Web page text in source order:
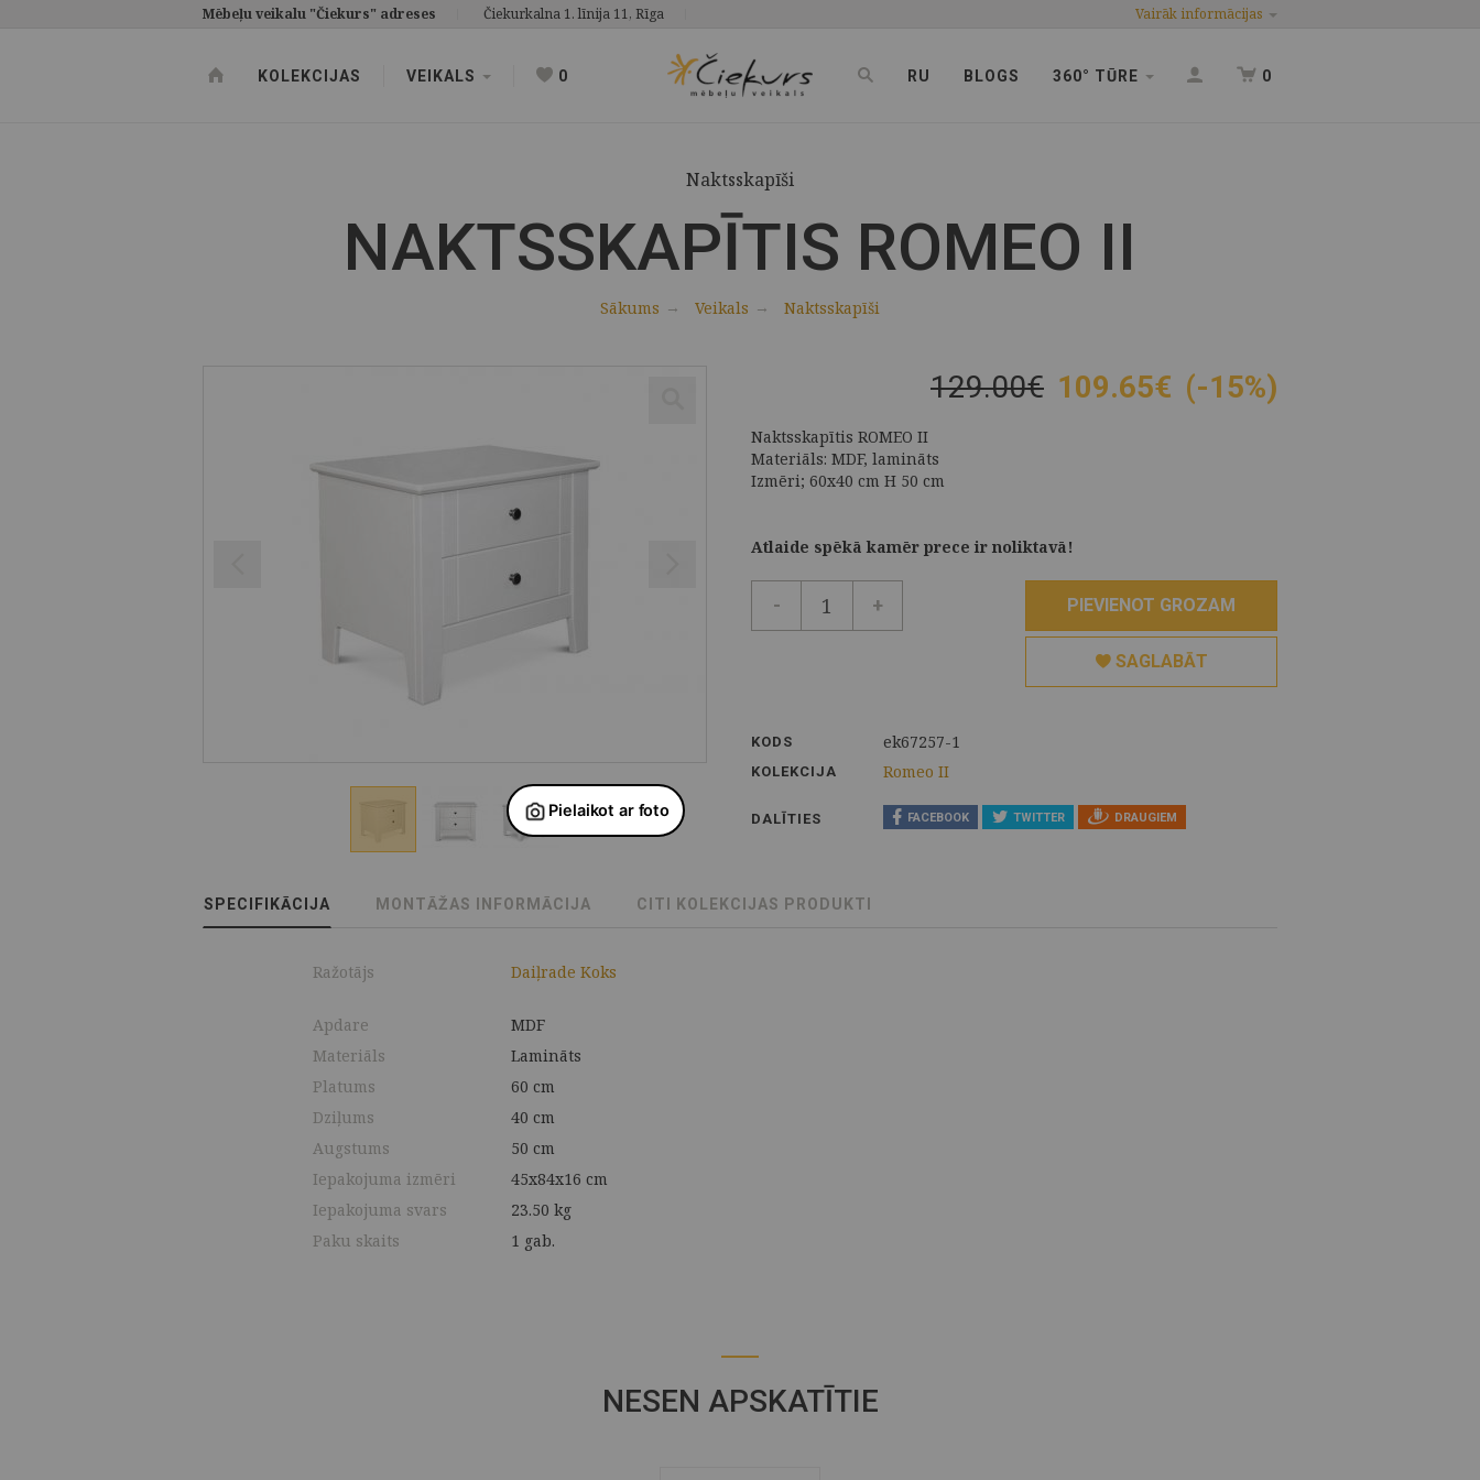
Vairāk informācijas
Mēbeļu veikalu "Čiekurs" adreses Čiekurkalna 1. līnija 11, Rīga
KOLEKCIJAS VEIKALS 0 RU BLOGS 360° TŪRE 0
Naktsskapīši
NAKTSSKAPĪTIS ROMEO II
Sākums Veikals Naktsskapīši
129.00€ 109.65€ (-15%)
Naktsskapītis ROMEO II
Materiāls: MDF, lamināts
Izmēri; 60x40 cm H 50 cm
Atlaide spēkā kamēr prece ir noliktavā!
- + PIEVIENOT GROZAM
SAGLABĀT
KODS ek67257-1
KOLEKCIJA Romeo II
DALĪTIES FACEBOOK TWITTER DRAUGIEM
SPECIFIKĀCIJA MONTĀŽAS INFORMĀCIJA CITI KOLEKCIJAS PRODUKTI
Ražotājs Daiļrade Koks
Apdare
MDF
Materiāls
Lamināts
Platums
60 cm
Dziļums
40 cm
Augstums
50 cm
Iepakojuma izmēri
45x84x16 cm
Iepakojuma svars
23.50 kg
Paku skaits
1 gab.
NESEN APSKATĪTIE